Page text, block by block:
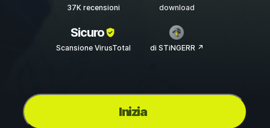
37K recensioni download
Sicuro
Scansione VirusTotal di STiNGERR ↗
Inizia